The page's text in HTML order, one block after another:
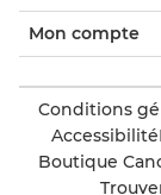
Mon compte
Conditions
Accessibilité
Boutique